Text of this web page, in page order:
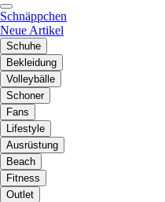
Schnäppchen
Neue Artikel
Schuhe
Bekleidung
Volleybälle
Schoner
Fans
Lifestyle
Ausrüstung
Beach
Fitness
Outlet